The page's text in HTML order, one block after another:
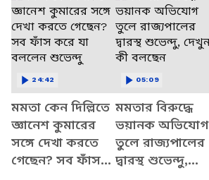
মমতা কেন দিল্লিতে
জ্ঞানেশ কুমারের
সঙ্গে দেখা করতে
গেছেন? সব ফাঁস
24:42
মমতার বিরুদ্ধে
ভয়ানক অভিযোগ
তুলে রাজ্যপালের
দ্বারস্থ শুভেন্দু,
05:09